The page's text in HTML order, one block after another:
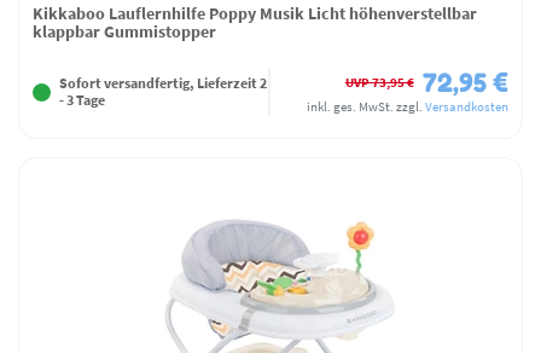
Kikkaboo Lauflernhilfe Poppy Musik Licht höhenverstellbar
klappbar Gummistopper
Sofort versandfertig, Lieferzeit 2
- 3 Tage
UVP 73,95 € 72,95 €
inkl. ges. MwSt. zzgl. Versandkosten